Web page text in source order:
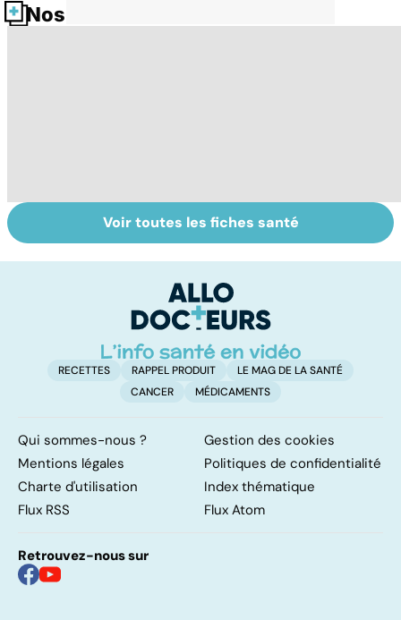
Nos fiches santé
Tout savoir sur le
vitiligo
Prurit,
démangeaisons :
peau qui gratte !
Voir toutes les fiches santé
RECETTES RAPPEL PRODUIT
LE MAG DE LA SANTÉ
CANCER
MÉDICAMENTS
Qui sommes-nous ?
Gestion des cookies
Mentions légales
Politiques de confidentialité
Charte d'utilisation
Index thématique
Flux RSS
Flux Atom
Retrouvez-nous sur